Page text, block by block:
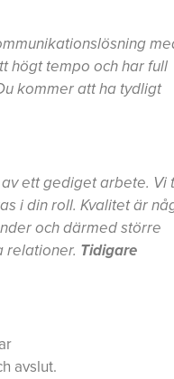
högt tempo och har full
kommer att ha tydligt
ett gediget arbete. Vi
i din roll. Kvalitet är
och därmed större
relationer. Tidigare
avslut.